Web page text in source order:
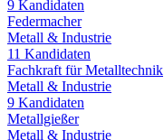
9 Kandidaten
Federmacher
Metall & Industrie
11 Kandidaten
Fachkraft für Metalltechnik
Metall & Industrie
9 Kandidaten
Metallgießer
Metall & Industrie